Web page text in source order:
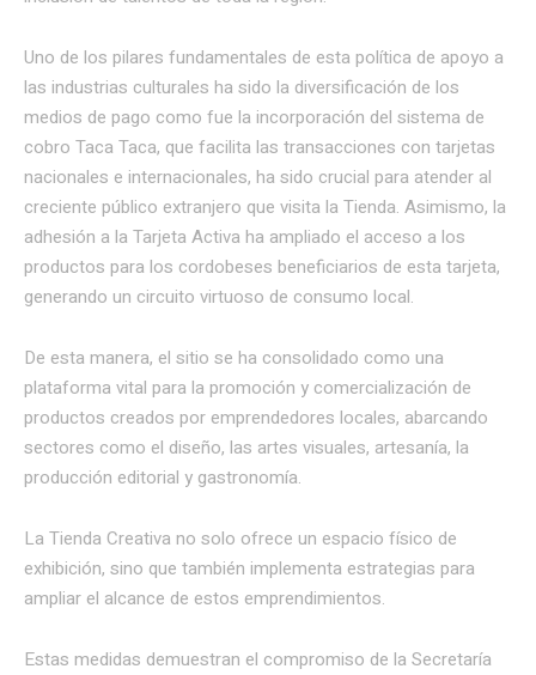
Uno de los pilares fundamentales de esta política de apoyo a
las industrias culturales ha sido la diversificación de los
medios de pago como fue la incorporación del sistema de
cobro Taca Taca, que facilita las transacciones con tarjetas
nacionales e internacionales, ha sido crucial para atender al
creciente público extranjero que visita la Tienda. Asimismo, la
adhesión a la Tarjeta Activa ha ampliado el acceso a los
productos para los cordobeses beneficiarios de esta tarjeta,
generando un circuito virtuoso de consumo local.
De esta manera, el sitio se ha consolidado como una
plataforma vital para la promoción y comercialización de
productos creados por emprendedores locales, abarcando
sectores como el diseño, las artes visuales, artesanía, la
producción editorial y gastronomía.
La Tienda Creativa no solo ofrece un espacio físico de
exhibición, sino que también implementa estrategias para
ampliar el alcance de estos emprendimientos.
Estas medidas demuestran el compromiso de la Secretaría